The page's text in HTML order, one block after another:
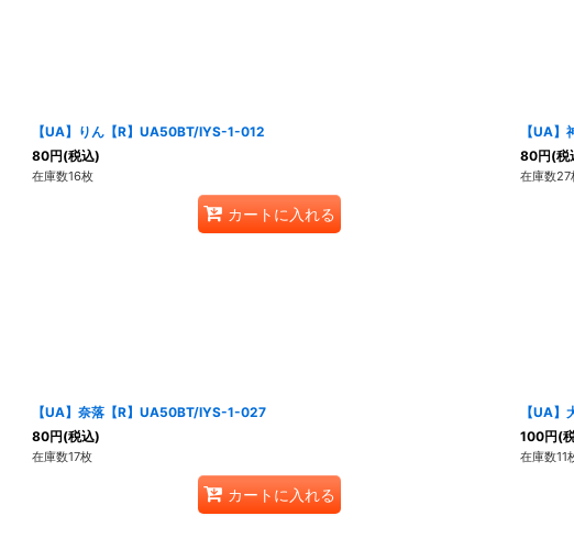
【UA】りん【R】UA50BT/IYS-1-012
80円(税込)
在庫数16枚
カートに入れる
【UA
80円(税
在庫数27
【UA】奈落【R】UA50BT/IYS-1-027
80円(税込)
在庫数17枚
カートに入れる
【UA
100円(
在庫数11